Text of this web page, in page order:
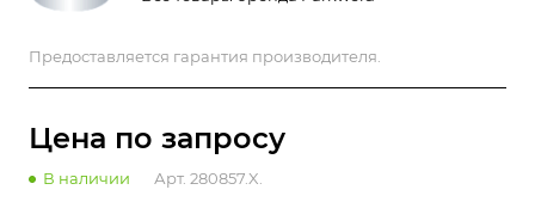
Предоставляется гарантия производителя.
Цена по запросу
В наличии Арт. 280857.X.